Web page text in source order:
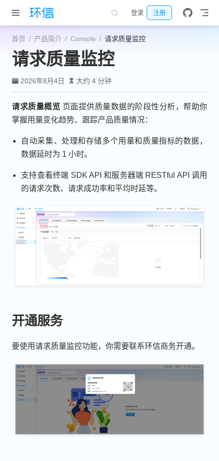
跳至主要內容
登录 注册
首页 产品简介 Console 请求质量监控
请求质量监控
2026年8月4日 大约 4 分钟
请求质量概览 页面提供质量数据的阶段性分析，帮助你
掌握用量变化趋势、跟踪产品质量情况：
自动采集、处理和存储多个用量和质量指标的数据，
数据延时为 1 小时。
支持查看终端 SDK API 和服务器端 RESTful API 调用
的请求次数、请求成功率和平均时延等。
开通服务
要使用请求质量监控功能，你需要联系环信商务开通。